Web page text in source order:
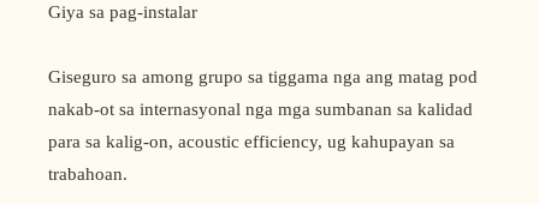
Giya sa pag-instalar
Giseguro sa among grupo sa tiggama nga ang matag pod
nakab-ot sa internasyonal nga mga sumbanan sa kalidad
para sa kalig-on, acoustic efficiency, ug kahupayan sa
trabahoan.